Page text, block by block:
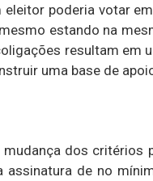
eleitor poderia votar
estando na
resultam em
uma base de
dos critérios
assinatura de no